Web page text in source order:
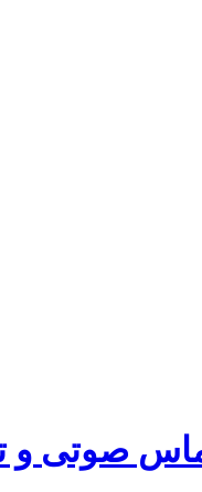
صوتی و